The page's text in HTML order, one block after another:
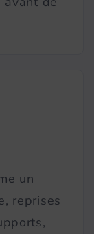
un
reprises